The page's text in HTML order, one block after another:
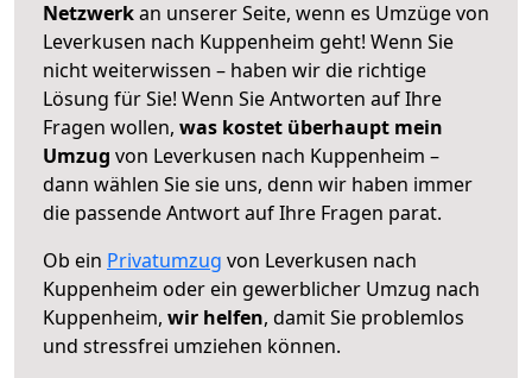
Netzwerkan unserer Seite, wenn es Umzüge von
Leverkusen nach Kuppenheim geht! Wenn Sie
nicht weiterwissen – haben wir die richtige
Lösung für Sie! Wenn Sie Antworten auf Ihre
Fragen wollen, was kostet überhaupt mein
Umzug von Leverkusen nach Kuppenheim –
dann wählen Sie sie uns, denn wir haben immer
die passende Antwort auf Ihre Fragen parat.
Ob ein Privatumzug von Leverkusen nach
Kuppenheim oder ein gewerblicher Umzug nach
Kuppenheim, wir helfen, damit Sie problemlos
und stressfrei umziehen können.